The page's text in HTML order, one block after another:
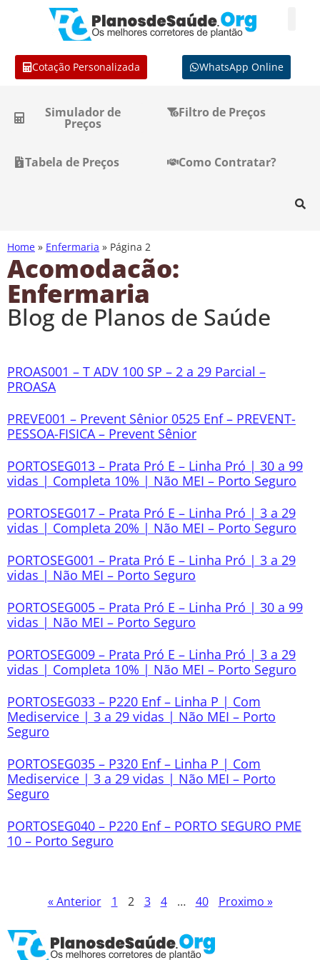
Cotação Personalizada WhatsApp Online
Simulador de
Preços
Filtro de Preços
Tabela de Preços Como Contratar?
Home » Enfermaria » Página 2
Acomodacão:
Enfermaria
Blog de Planos de Saúde
PROAS001 – T ADV 100 SP – 2 a 29 Parcial –
PROASA
PREVE001 – Prevent Sênior 0525 Enf – PREVENT-
PESSOA-FISICA – Prevent Sênior
PORTOSEG013 – Prata Pró E – Linha Pró | 30 a 99
vidas | Completa 10% | Não MEI – Porto Seguro
PORTOSEG017 – Prata Pró E – Linha Pró | 3 a 29
vidas | Completa 20% | Não MEI – Porto Seguro
PORTOSEG001 – Prata Pró E – Linha Pró | 3 a 29
vidas | Não MEI – Porto Seguro
PORTOSEG005 – Prata Pró E – Linha Pró | 30 a 99
vidas | Não MEI – Porto Seguro
PORTOSEG009 – Prata Pró E – Linha Pró | 3 a 29
vidas | Completa 10% | Não MEI – Porto Seguro
PORTOSEG033 – P220 Enf – Linha P | Com
Mediservice | 3 a 29 vidas | Não MEI – Porto
Seguro
PORTOSEG035 – P320 Enf – Linha P | Com
Mediservice | 3 a 29 vidas | Não MEI – Porto
Seguro
PORTOSEG040 – P220 Enf – PORTO SEGURO PME
10 – Porto Seguro
« Anterior 1 2 3 4 … 40 Proximo »